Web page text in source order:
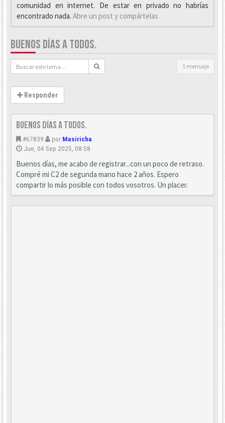
comunidad en internet. De estar en privado no habrías
encontrado nada. Abre un post y compártelas
BUENOS DÍAS A TODOS.
1 mensaje
Responder
Buenos días a todos.
#67839 por Masiricha
Jue, 04 Sep 2025, 08:58
Buenos días, me acabo de registrar...con un poco de retraso.
Compré mi C2 de segunda mano hace 2 años. Espero
compartir lo más posible con todos vosotros. Un placer.